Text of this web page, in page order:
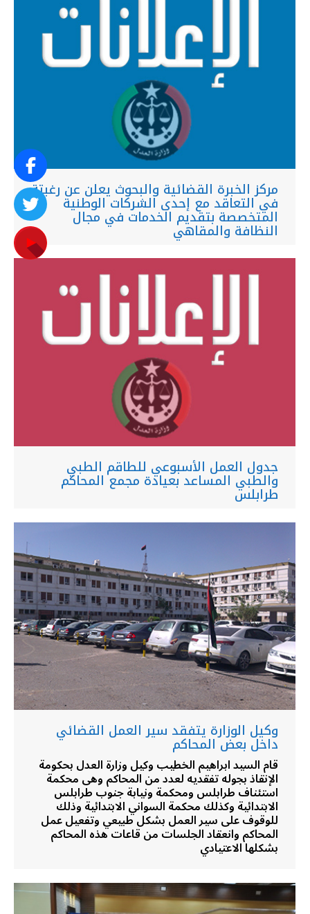
مركز الخبرة القضائية والبحوث يعلن عن رغبتة
في التعاقد مع إحدى الشركات الوطنية
المتخصصة بتقديم الخدمات في مجال
النظافة والمقاهي
جدول العمل الأسبوعي للطاقم الطبي
والطبي المساعد بعيادة مجمع المحاكم
طرابلس
وكيل الوزارة يتفقد سير العمل القضائي
داخل بعض المحاكم
قام السيد ابراهيم الخطيب وكيل وزارة العدل بحكومة
الإنقاذ بجوله تفقديه لعدد من المحاكم وهى محكمة
استئناف طرابلس ومحكمة ونيابة جنوب طرابلس
الابتدائية وكذلك محكمة السواني الابتدائية وذلك
للوقوف على سير العمل بشكل طبيعي وتفعيل عمل
المحاكم وانعقاد الجلسات من قاعات هذه المحاكم
بشكلها الاعتيادي